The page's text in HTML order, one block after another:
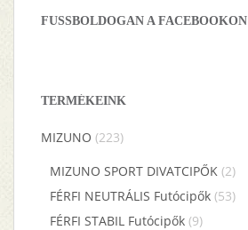
FUSSBOLDOGAN A FACEBOOKON
TERMÉKEINK
MIZUNO (223)
MIZUNO SPORT DIVATCIPŐK (2)
FÉRFI NEUTRÁLIS Futócipők (53)
FÉRFI STABIL Futócipők (9)